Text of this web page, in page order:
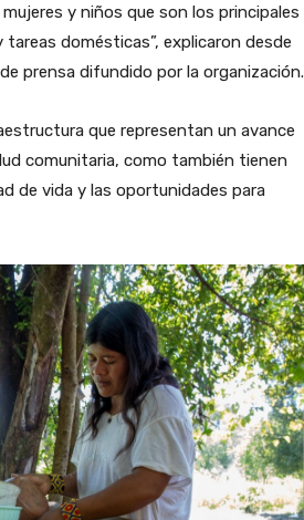
y niños que son los principales
domésticas”, explicaron desde
prensa difundido por la organización.
que representan un avance
comunitaria, como también tienen
de vida y las oportunidades para